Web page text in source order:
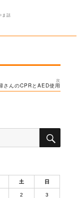
ま話
次
さんのCPRとAED使用
検
土 日
2 3